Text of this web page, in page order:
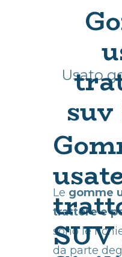
Usato
Le gomme
trattore e
sono le
da parte